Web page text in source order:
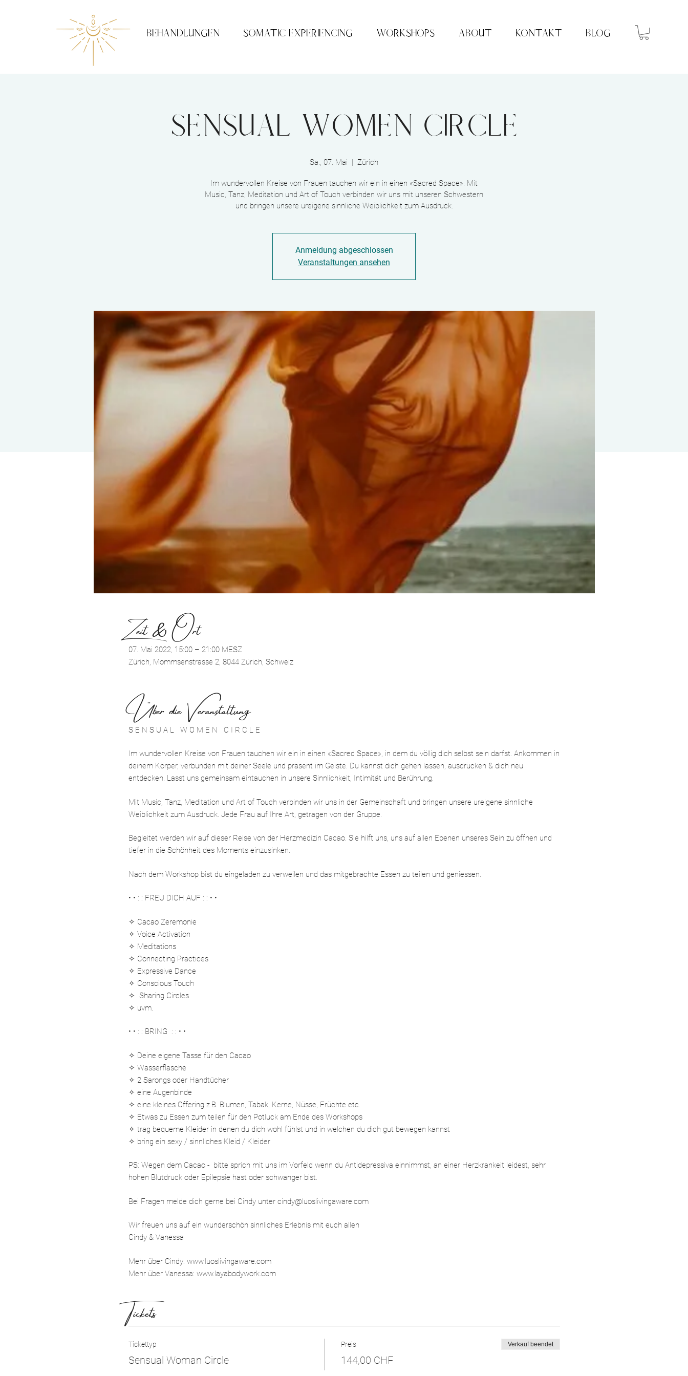
BEHANDLUNGEN SOMATIC EXPERIENCING WORKSHOPS ABOUT KONTAKT BLOG
Sensual Women Circle
Sa., 07. Mai
  |
Zürich
Im wundervollen Kreise von Frauen tauchen wir ein in einen «Sacred Space». Mit
Music, Tanz, Meditation und Art of Touch verbinden wir uns mit unseren Schwestern
und bringen unsere ureigene sinnliche Weiblichkeit zum Ausdruck.
Anmeldung abgeschlossen
Veranstaltungen ansehen
Zeit & Ort
07. Mai 2022, 15:00 – 21:00 MESZ
Zürich, Mommsenstrasse 2, 8044 Zürich, Schweiz
Über die Veranstaltung
S E N S U A L W O M E N C I R C L E
Im wundervollen Kreise von Frauen tauchen wir ein in einen «Sacred Space», in dem du völlig dich selbst sein darfst. Ankommen in
deinem Körper, verbunden mit deiner Seele und präsent im Geiste. Du kannst dich gehen lassen, ausdrücken & dich neu
entdecken. Lasst uns gemeinsam eintauchen in unsere Sinnlichkeit, Intimität und Berührung.
Mit Music, Tanz, Meditation und Art of Touch verbinden wir uns in der Gemeinschaft und bringen unsere ureigene sinnliche
Weiblichkeit zum Ausdruck. Jede Frau auf Ihre Art, getragen von der Gruppe.
Begleitet werden wir auf dieser Reise von der Herzmedizin Cacao. Sie hilft uns, uns auf allen Ebenen unseres Sein zu öffnen und
tiefer in die Schönheit des Moments einzusinken.
Nach dem Workshop bist du eingeladen zu verweilen und das mitgebrachte Essen zu teilen und geniessen.
• • : : FREU DICH AUF : : • •
✧ Cacao Zeremonie
✧ Voice Activation
✧ Meditations
✧ Connecting Practices
✧ Expressive Dance
✧ Conscious Touch
✧ Sharing Circles
✧ uvm.
• • : : BRING : : • •
✧ Deine eigene Tasse für den Cacao
✧ Wasserflasche
✧ 2 Sarongs oder Handtücher
✧ eine Augenbinde
✧ eine kleines Offering z.B. Blumen, Tabak, Kerne, Nüsse, Früchte etc.
✧ Etwas zu Essen zum teilen für den Potluck am Ende des Workshops
✧ trag bequeme Kleider in denen du dich wohl fühlst und in welchen du dich gut bewegen kannst
✧ bring ein sexy / sinnliches Kleid / Kleider
PS: Wegen dem Cacao - bitte sprich mit uns im Vorfeld wenn du Antidepressiva einnimmst, an einer Herzkrankeit leidest, sehr
hohen Blutdruck oder Epilepsie hast oder schwanger bist.
Bei Fragen melde dich gerne bei Cindy unter cindy@luoslivingaware.com
Wir freuen uns auf ein wunderschön sinnliches Erlebnis mit euch allen
Cindy & Vanessa
Mehr über Cindy: www.luoslivingaware.com
Mehr über Vanessa: www.layabodywork.com
Tickets
Tickettyp
Sensual Woman Circle
Preis
144,00 CHF
Verkauf beendet